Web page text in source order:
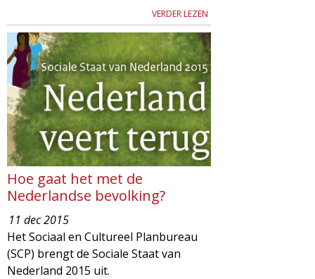
VERDER LEZEN
Hoe gaat het met de
Nederlandse bevolking?
11 dec 2015
Het Sociaal en Cultureel Planbureau
(SCP) brengt de Sociale Staat van
Nederland 2015 uit.